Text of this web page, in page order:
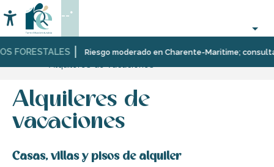
au
contenu
principal
FORESTALES Riesgo moderado en Charente-Maritime;
Accessibilité
Buscar
--°
Página Web EstanciaAlojamiento
Alquileres de
vacaciones
Casas, villas y pisos de alquiler